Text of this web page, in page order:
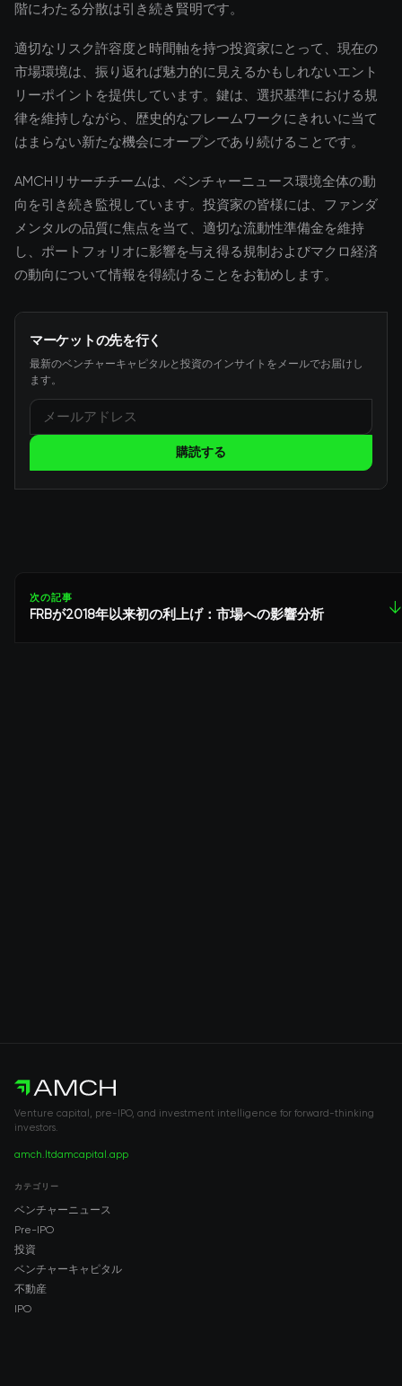
階にわたる分散は引き続き賢明です。
適切なリスク許容度と時間軸を持つ投資家にとって、現在の
市場環境は、振り返れば魅力的に見えるかもしれないエント
リーポイントを提供しています。鍵は、選択基準における規
律を維持しながら、歴史的なフレームワークにきれいに当て
はまらない新たな機会にオープンであり続けることです。
AMCHリサーチチームは、ベンチャーニュース環境全体の動
向を引き続き監視しています。投資家の皆様には、ファンダ
メンタルの品質に焦点を当て、適切な流動性準備金を維持
し、ポートフォリオに影響を与え得る規制およびマクロ経済
の動向について情報を得続けることをお勧めします。
マーケットの先を行く
最新のベンチャーキャピタルと投資のインサイトをメールでお届けし
ます。
購読する
次の記事
FRBが2018年以来初の利上げ：市場への影響分析 ↓
Venture capital, pre-IPO, and investment intelligence for forward-thinking
investors.
amch.ltdamcapital.app
カテゴリー
ベンチャーニュース
Pre-IPO
投資
ベンチャーキャピタル
不動産
IPO